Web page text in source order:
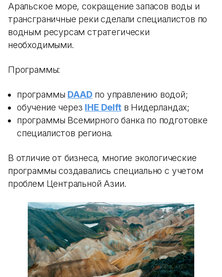
Аральское море, сокращение запасов воды и
трансграничные реки сделали специалистов по
водным ресурсам стратегически
необходимыми.
Программы:
программы DAAD по управлению водой;
обучение через IHE Delftв Нидерландах;
программы Всемирного банка по подготовке
специалистов региона.
В отличие от бизнеса, многие экологические
программы создавались специально с учетом
проблем Центральной Азии.